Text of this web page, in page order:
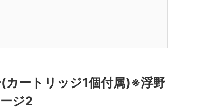
カートリッジ1個付属)※浮野
ジ2